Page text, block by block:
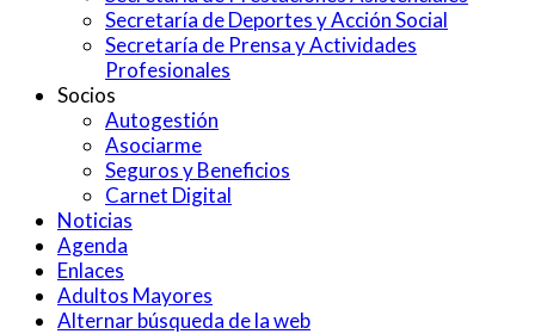
Secretaría de Deportes y Acción Social
Secretaría de Prensa y Actividades
Profesionales
Socios
Autogestión
Asociarme
Seguros y Beneficios
Carnet Digital
Noticias
Agenda
Enlaces
Adultos Mayores
Alternar búsqueda de la web